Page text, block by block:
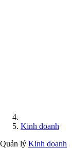
Kinh doanh
Quản lý Kinh doanh